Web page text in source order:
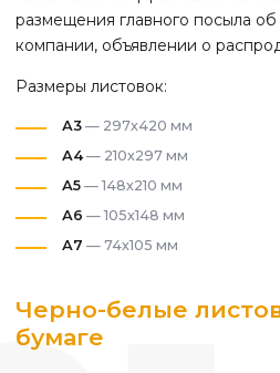
размещения главного посыла об
компании, объявлении о
Размеры листовок:
А3 — 297х420 мм
А4— 210х297 мм
А5 — 148х210 мм
А6 — 105х148 мм
А7 — 74х105 мм
Черно-белые
бумаге